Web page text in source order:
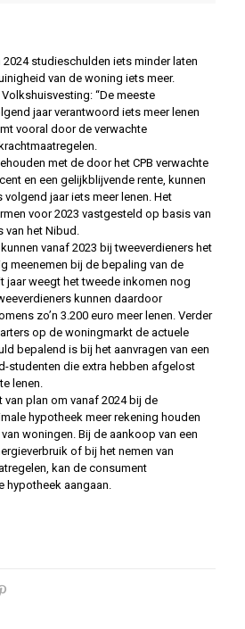
studieschulden iets minder laten
van de woning iets meer.
“De meeste
jaar verantwoord iets meer lenen
vooral door de verwachte
met de door het CPB verwachte
en een gelijkblijvende rente, kunnen
jaar iets meer lenen. Het
voor 2023 vastgesteld op basis van
van het Nibud.
vanaf 2023 bij tweeverdieners het
meenemen bij de bepaling van de
jaar weegt het tweede inkomen nog
kunnen daardoor
zo’n 3.200 euro meer lenen. Verder
op de woningmarkt de actuele
bepalend is bij het aanvragen van een
studenten die extra hebben afgelost
lenen.
van plan om vanaf 2024 bij de
hypotheek meer rekening houden
woningen. Bij de aankoop van een
of bij het nemen van
kan de consument
hypotheek aangaan.